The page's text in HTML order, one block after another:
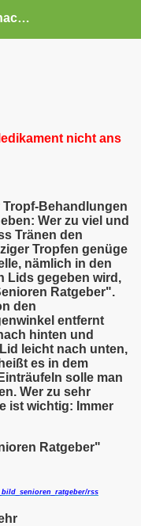
Trockene Augen nach allogener Stammzelltransplantation
nicht ans
Tropf-Behandlungen
Wer zu viel und
Tränen den
Tropfen genüge
nämlich in den
Lids gegeben wird,
Ratgeber".
den
entfernt
hinten und
leicht nach unten,
es in dem
solle man
Wer zu sehr
ist wichtig: Immer
Ratgeber"
rss